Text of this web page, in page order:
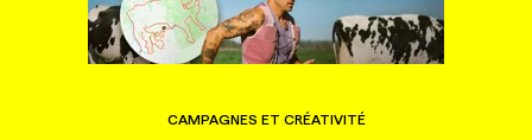
CAMPAGNES ET CRÉATIVITÉ